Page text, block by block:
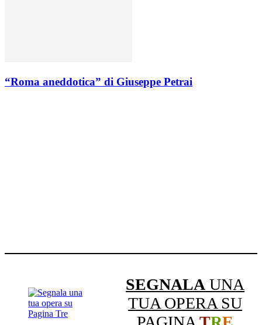
“Roma aneddotica” di Giuseppe Petrai
SEGNALA UNA
TUA OPERA SU